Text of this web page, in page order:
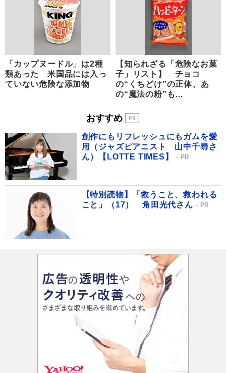
「カップヌードル」は2種
類あった 米国品には入っ
ていない危険な添加物
【知られざる「危険なお菓
子」リスト】 チョコ
の“くちどけ”の正体、あ
の“魔法の粉”も…
おすすめ
創作にもリフレッシュにもガムを愛
用（ジャズピアニスト 山中千尋さ
ん）【LOTTE TIMES】
PR
【特別読物】「救うこと、救われる
こと」（17） 角田光代さん
PR